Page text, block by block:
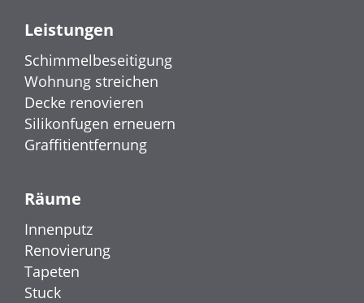
Leistungen
Schimmelbeseitigung
Wohnung streichen
Decke renovieren
Silikonfugen erneuern
Graffitientfernung
Räume
Innenputz
Renovierung
Tapeten
Stuck